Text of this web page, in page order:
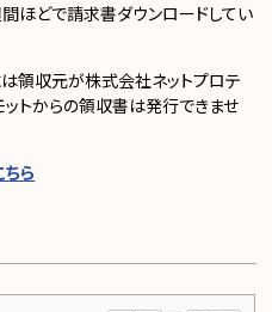
ほどで請求書ダウンロードしてい
領収元が株式会社ネットプロテ
ットからの領収書は発行できませ
ら